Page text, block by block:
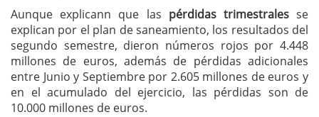
Aunque explicann que las pérdidas trimestralesse
explican por el plan de saneamiento, los resultados del
segundo semestre, dieron números rojos por 4.448
millones de euros, además de pérdidas adicionales
entre Junio y Septiembre por 2.605 millones de euros y
en el acumulado del ejercicio, las pérdidas son de
10.000 millones de euros.